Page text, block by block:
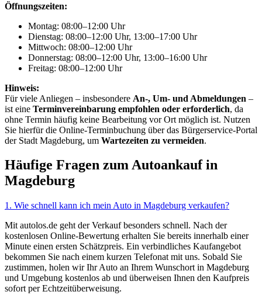
Öffnungszeiten:
Montag: 08:00–12:00 Uhr
Dienstag: 08:00–12:00 Uhr, 13:00–17:00 Uhr
Mittwoch: 08:00–12:00 Uhr
Donnerstag: 08:00–12:00 Uhr, 13:00–16:00 Uhr
Freitag: 08:00–12:00 Uhr
Hinweis:
Für viele Anliegen – insbesondere An-, Um- und Abmeldungen –
ist eine Terminvereinbarung empfohlen oder erforderlich, da
ohne Termin häufig keine Bearbeitung vor Ort möglich ist. Nutzen
Sie hierfür die Online-Terminbuchung über das Bürgerservice-Portal
der Stadt Magdeburg, um Wartezeiten zu vermeiden.
Häufige Fragen zum Autoankauf in
Magdeburg
1. Wie schnell kann ich mein Auto in Magdeburg verkaufen?
Mit autolos.de geht der Verkauf besonders schnell. Nach der
kostenlosen Online-Bewertung erhalten Sie bereits innerhalb einer
Minute einen ersten Schätzpreis. Ein verbindliches Kaufangebot
bekommen Sie nach einem kurzen Telefonat mit uns. Sobald Sie
zustimmen, holen wir Ihr Auto an Ihrem Wunschort in Magdeburg
und Umgebung kostenlos ab und überweisen Ihnen den Kaufpreis
sofort per Echtzeitüberweisung.